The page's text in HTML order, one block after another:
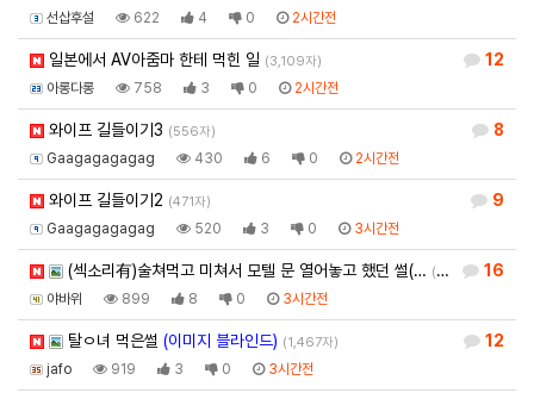
선삽후설 622 4 0 2시간전
12
일본에서 AV아줌마 한테 먹힌 일 (3,109자)
아롱다롱 758 3 0 2시간전
8
와이프 길들이기3 (556자)
Gaagagagagag 430 6 0 2시간전
9
와이프 길들이기2 (471자)
Gaagagagagag 520 3 0 3시간전
16
(섹소리有)술쳐먹고 미쳐서 모텔 문 열어놓고 했던 썰(… (1,985자)
야바위 899 8 0 3시간전
12
탈ㅇ녀 먹은썰 (이미지 블라인드) (1,467자)
jafo 919 3 0 3시간전